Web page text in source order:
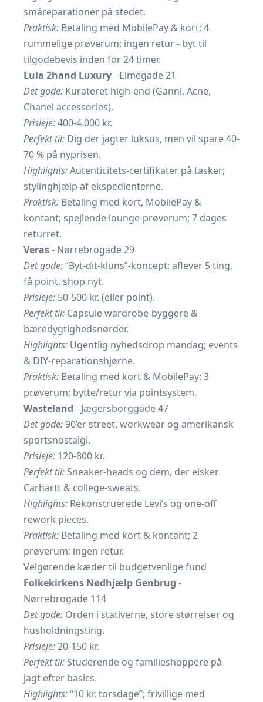
småreparationer på stedet.
Praktisk: Betaling med MobilePay & kort; 4
rummelige prøverum; ingen retur - byt til
tilgodebevis inden for 24 timer.
Lula 2hand Luxury- Elmegade 21
Det gode: Kurateret high-end (Ganni, Acne,
Chanel accessories).
Prisleje:400-4.000 kr.
Perfekt til: Dig der jagter luksus, men vil spare 40-
70 % på nyprisen.
Highlights:Autenticitets-certifikater på tasker;
stylinghjælp af ekspedienterne.
Praktisk: Betaling med kort, MobilePay &
kontant; spejlende lounge-prøverum; 7 dages
returret.
Veras- Nørrebrogade 29
Det gode:“Byt-dit-kluns”-koncept: aflever 5 ting,
få point, shop nyt.
Prisleje: 50-500 kr. (eller point).
Perfekt til: Capsule wardrobe-byggere &
bæredygtighedsnørder.
Highlights: Ugentlig nyhedsdrop mandag; events
& DIY-reparationshjørne.
Praktisk: Betaling med kort & MobilePay; 3
prøverum; bytte/retur via pointsystem.
Wasteland - Jægersborggade 47
Det gode:90’er street, workwear og amerikansk
sportsnostalgi.
Prisleje: 120-800 kr.
Perfekt til: Sneaker-heads og dem, der elsker
Carhartt & college-sweats.
Highlights: Rekonstruerede Levi’s og one-off
rework pieces.
Praktisk: Betaling med kort & kontant; 2
prøverum; ingen retur.
Velgørende kæder til budgetvenlige fund
Folkekirkens Nødhjælp Genbrug -
Nørrebrogade 114
Det gode: Orden i stativerne, store størrelser og
husholdningsting.
Prisleje:20-150 kr.
Perfekt til: Studerende og familieshoppere på
jagt efter basics.
Highlights:“10 kr. torsdage”; frivillige med